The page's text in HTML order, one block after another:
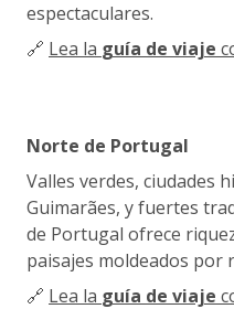
espectaculares.
🔗 Lea la guía de viaje
Norte de Portugal
Valles verdes, ciudades
Guimarães, y fuertes
de Portugal ofrece
paisajes moldeados por
🔗 Lea la guía de viaje